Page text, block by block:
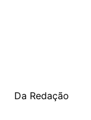
Da Redação